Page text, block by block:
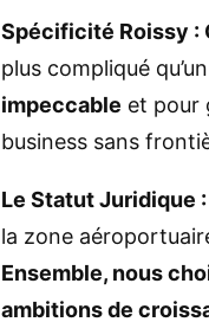
Spécificité Roissy :
plus compliqué
impeccable et pour
business sans
Le Statut Juridique
la zone
Ensemble, nous
ambitions de